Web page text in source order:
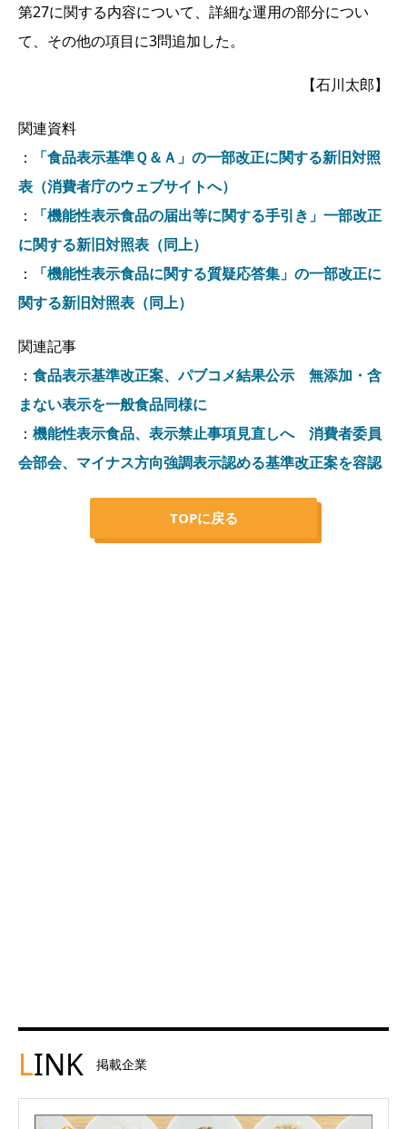
第27に関する内容について、詳細な運用の部分につい
て、その他の項目に3問追加した。
【石川太郎】
関連資料
：
「食品表示基準Ｑ＆Ａ」の一部改正に関する新旧対照
表（消費者庁のウェブサイトへ）
：
「機能性表示食品の届出等に関する手引き」一部改正
に関する新旧対照表（同上）
：
「機能性表示食品に関する質疑応答集」の一部改正に
関する新旧対照表（同上）
関連記事
： 食品表示基準改正案、パブコメ結果公示 無添加・含
まない表示を一般食品同様に
： 機能性表示食品、表示禁止事項見直しへ 消費者委員
会部会、マイナス方向強調表示認める基準改正案を容認
TOPに戻る
LINK 掲載企業